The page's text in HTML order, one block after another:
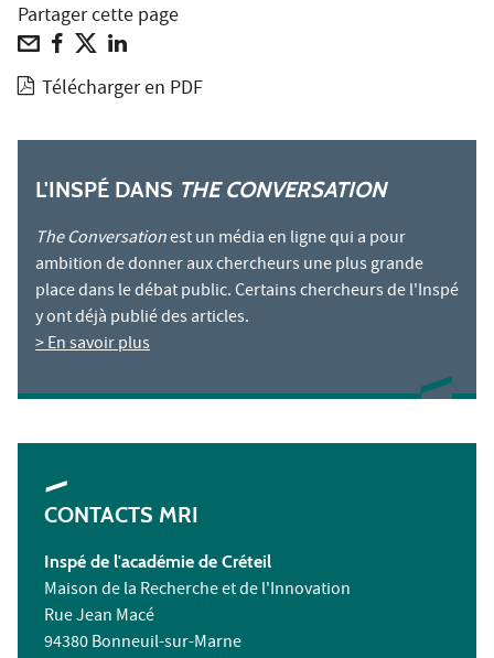
Partager cette page
Télécharger en PDF
L'INSPÉ DANS THE CONVERSATION
The Conversationest un média en ligne qui a pour
ambition de donner aux chercheurs une plus grande
place dans le débat public. Certains chercheurs de l'Inspé
y ont déjà publié des articles.
> En savoir plus
CONTACTS MRI
Inspé de l'académie de Créteil
Maison de la Recherche et de l'Innovation
Rue Jean Macé
94380 Bonneuil-sur-Marne